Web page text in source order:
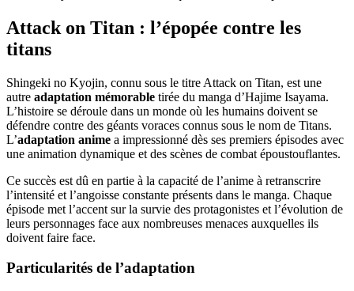
Attack on Titan : l’épopée contre les
titans
Shingeki no Kyojin, connu sous le titre Attack on Titan, est une
autre adaptation mémorable tirée du manga d’Hajime Isayama.
L’histoire se déroule dans un monde où les humains doivent se
défendre contre des géants voraces connus sous le nom de Titans.
L’adaptation anime a impressionné dès ses premiers épisodes avec
une animation dynamique et des scènes de combat époustouflantes.
Ce succès est dû en partie à la capacité de l’anime à retranscrire
l’intensité et l’angoisse constante présents dans le manga. Chaque
épisode met l’accent sur la survie des protagonistes et l’évolution de
leurs personnages face aux nombreuses menaces auxquelles ils
doivent faire face.
Particularités de l’adaptation